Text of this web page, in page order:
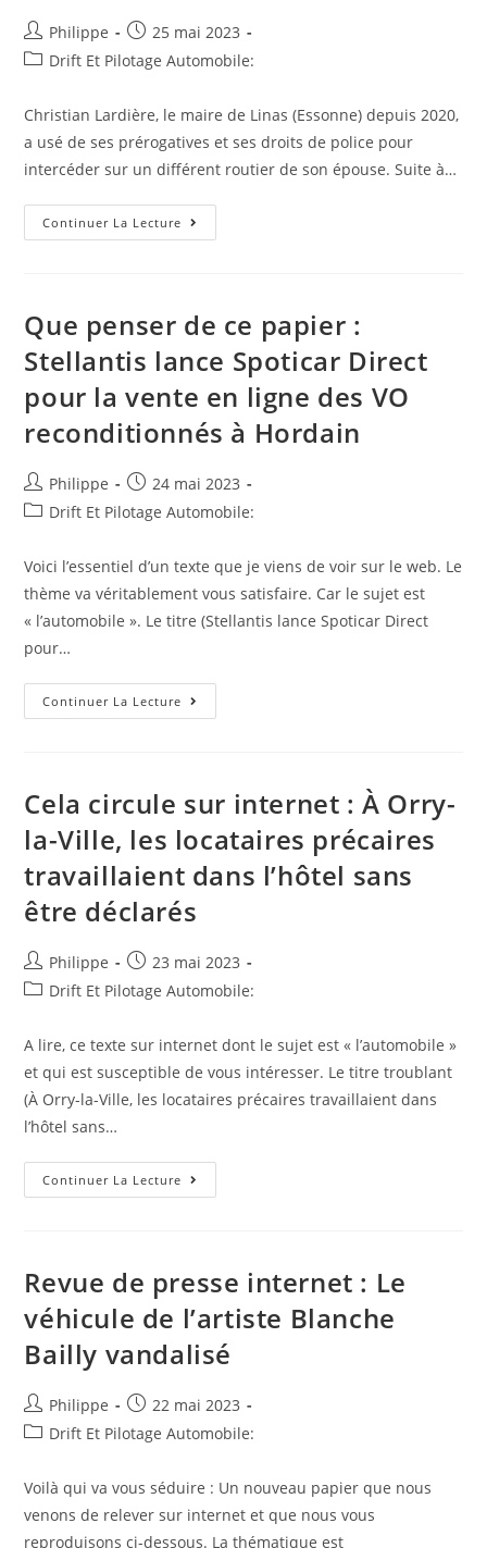
Auteur/autrice
de
Philippe
Post
published:
25 mai 2023
PostDrift Et Pilotage Automobile:
Christian Lardière, le maire de Linas (Essonne) depuis 2020,
a usé de ses prérogatives et ses droits de police pour
intercéder sur un différent routier de son épouse. Suite à…
Continuer La Lecture A
Linas
Du
Maire
Son
Épouse
Dans
Une
Affaire
De
Voirie.
#corruption
#AnticorVeille
#favoritisme
Que penser de ce papier :
Stellantis lance Spoticar Direct
pour la vente en ligne des VO
reconditionnés à Hordain
Auteur/autrice
de
Philippe
Post
published:
24 mai 2023
PostDrift Et Pilotage Automobile:
Voici l’essentiel d’un texte que je viens de voir sur le web. Le
thème va véritablement vous satisfaire. Car le sujet est
« l’automobile ». Le titre (Stellantis lance Spoticar Direct
pour…
Continuer La Lecture Que
Penser
Stellantis
Lance
Direct
Pour
La
Vente
Ligne
Reconditionnés
À
Hordain
Cela circule sur internet : À Orry-
la-Ville, les locataires précaires
travaillaient dans l’hôtel sans
être déclarés
Auteur/autrice
de
Philippe
Post
published:
23 mai 2023
PostDrift Et Pilotage Automobile:
A lire, ce texte sur internet dont le sujet est « l’automobile »
et qui est susceptible de vous intéresser. Le titre troublant
(À Orry-la-Ville, les locataires précaires travaillaient dans
l’hôtel sans…
Continuer La Lecture Cela
Circule
La-
Les
Locataires
Précaires
Travaillaient
Sans
Être
Déclarés
Revue de presse internet : Le
véhicule de l’artiste Blanche
Bailly vandalisé
Auteur/autrice
de
Philippe
Post
published:
22 mai 2023
PostDrift Et Pilotage Automobile:
Voilà qui va vous séduire : Un nouveau papier que nous
venons de relever sur internet et que nous vous
reproduisons ci-dessous. La thématique est